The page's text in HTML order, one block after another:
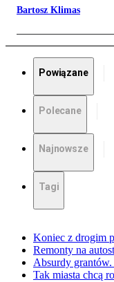
Bartosz Klimas
Powiązane
Polecane
Najnowsze
Tagi
Koniec z drogim
Remonty na
Absurdy
Tak miasta chcą